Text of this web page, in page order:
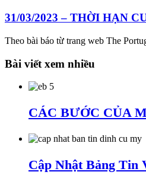
31/03/2023 – THỜI HẠN
Theo bài báo từ trang web The
Bài viết xem nhiều
CÁC BƯỚC CỦA
Cập Nhật Bảng Tin